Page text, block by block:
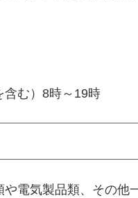
含む）8時～19時
電気製品類、その